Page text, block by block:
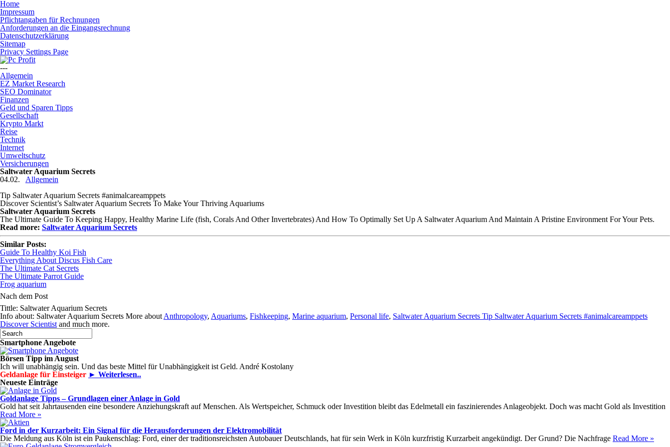
Home
Impressum
Pflichtangaben für Rechnungen
Anforderungen an die Eingangsrechnung
Datenschutzerklärung
Sitemap
Privacy Settings Page
---
Allgemein
EZ Market Research
SEO Dominator
Finanzen
Geld und Sparen Tipps
Gesellschaft
Krypto Markt
Reise
Technik
Internet
Umweltschutz
Versicherungen
Saltwater Aquarium Secrets
04.02.
Allgemein
Tip Saltwater Aquarium Secrets #animalcareamppets
Discover Scientist’s Saltwater Aquarium Secrets To Make Your Thriving Aquariums
Saltwater Aquarium Secrets
The Ultimate Guide To Keeping Happy, Healthy Marine Life (fish, Corals And Other Invertebrates) And How To Optimally Set Up A Saltwater Aquarium And Maintain A Pristine Environment For Your Pets.
Read more: Saltwater Aquarium Secrets
Similar Posts:
Guide To Healthy Koi Fish
Everything About Discus Fish Care
The Ultimate Cat Secrets
The Ultimate Parrot Guide
Frog aquarium
Nach dem Post
Tittle: Saltwater Aquarium Secrets
Info about: Saltwater Aquarium Secrets More about Anthropology, Aquariums, Fishkeeping, Marine aquarium, Personal life, Saltwater Aquarium Secrets Tip Saltwater Aquarium Secrets #animalcareamppets
Discover Scientist and much more.
Smartphone Angebote
Börsen Tipp im August
Ich will unabhängig sein. Und das beste Mittel für Unabhängigkeit ist Geld. André Kostolany
Geldanlage für Einsteiger ► Weiterlesen..
Neueste Einträge
Goldanlage Tipps – Grundlagen einer Anlage in Gold
Gold hat seit Jahrtausenden eine besondere Anziehungskraft auf Menschen. Als Wertspeicher, Schmuck oder Investition bleibt das Edelmetall ein faszinierendes Anlageobjekt. Doch was macht Gold als Investition
Read More »
Ford in der Kurzarbeit: Ein Signal für die Herausforderungen der Elektromobilität
Die Meldung aus Köln ist ein Paukenschlag: Ford, einer der traditionsreichsten Autobauer Deutschlands, hat für sein Werk in Köln kurzfristig Kurzarbeit angekündigt. Der Grund? Die Nachfrage Read More »